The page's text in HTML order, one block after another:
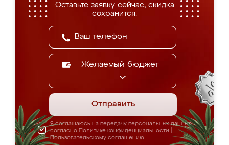
Оставьте заявку сейчас, скидка
сохранится.
Желаемый бюджет
Отправить
Я соглашаюсь на передачу персональных данных
согласно Политике конфиденциальности
Пользовательскому соглашению